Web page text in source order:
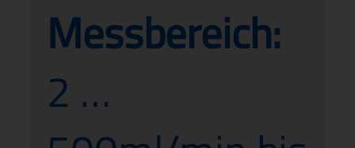
Messbereich:
2 …